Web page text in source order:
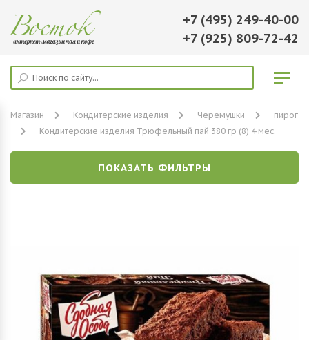
+7 (495) 249-40-00
+7 (925) 809-72-42
Магазин Кондитерские изделия Черемушки
пирог
Кондитерские изделия Трюфельный пай 380 гр (8) 4 мес.
ПОКАЗАТЬ ФИЛЬТРЫ